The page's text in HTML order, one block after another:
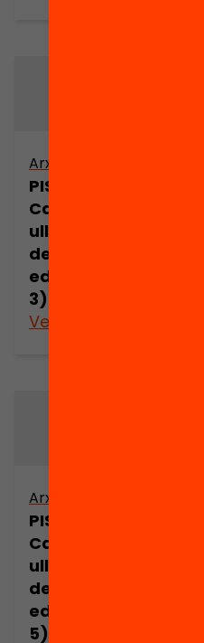
Arxiu
PISA 2003 a
Catalunya. Una
ullada a les
desigualtats
educatives (part
3)
Veure’n més
Arxiu
PISA 2003 a
Catalunya. Una
ullada a les
desigualtats
educatives (part
5)